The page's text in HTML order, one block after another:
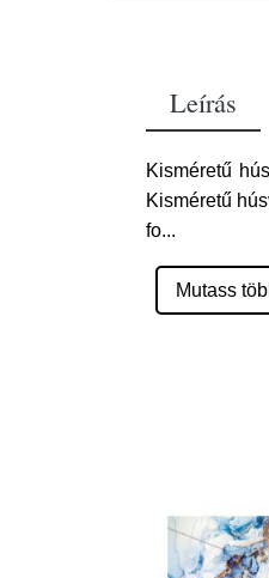
Leírás
Kisméretű
Kisméretű
fo...
Mutass